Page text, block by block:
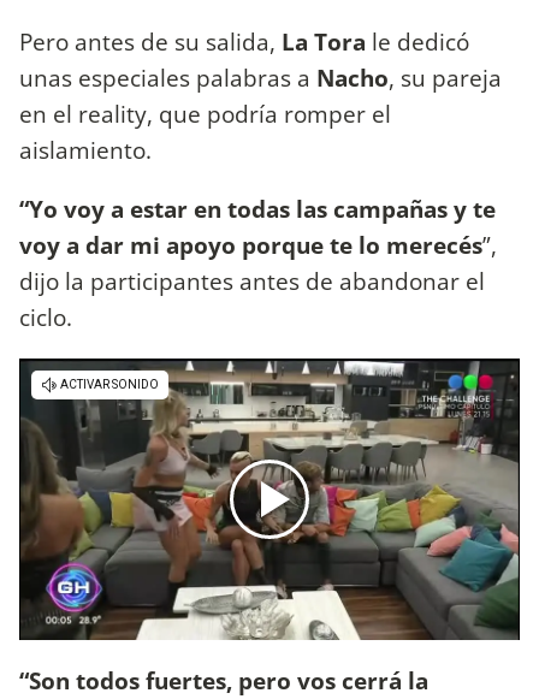
Pero antes de su salida, La Tora le dedicó
unas especiales palabras a Nacho, su pareja
en el reality, que podría romper el
aislamiento.
“Yo voy a estar en todas las campañas y te
voy a dar mi apoyo porque te lo merecés”,
dijo la participantes antes de abandonar el
ciclo.
“Son todos fuertes, pero vos cerrá la